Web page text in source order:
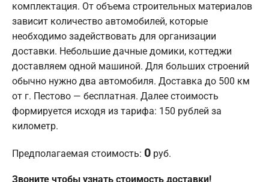
комплектация. От объема строительных материалов
зависит количество автомобилей, которые
необходимо задействовать для организации
доставки. Небольшие дачные домики, коттеджи
доставляем одной машиной. Для больших строений
обычно нужно два автомобиля. Доставка до 500 км
от г. Пестово — бесплатная. Далее стоимость
формируется исходя из тарифа: 150 рублей за
километр.
Предполагаемая стоимость: 0 руб.
Звоните чтобы узнать стоимость доставки!